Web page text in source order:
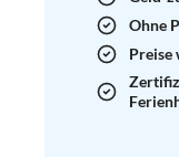
Ohne
Preise